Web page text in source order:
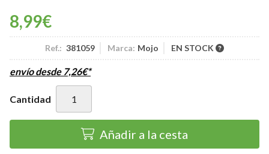
8,99€
Ref.: 381059 Marca: Mojo EN STOCK
envío desde 7,26€*
Cantidad
Añadir a la cesta